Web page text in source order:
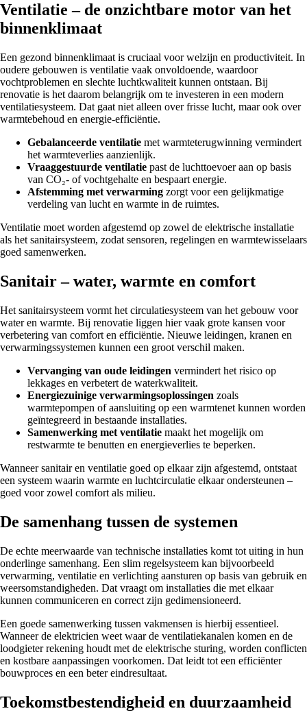
Ventilatie – de onzichtbare motor van het
binnenklimaat
Een gezond binnenklimaat is cruciaal voor welzijn en productiviteit. In
oudere gebouwen is ventilatie vaak onvoldoende, waardoor
vochtproblemen en slechte luchtkwaliteit kunnen ontstaan. Bij
renovatie is het daarom belangrijk om te investeren in een modern
ventilatiesysteem. Dat gaat niet alleen over frisse lucht, maar ook over
warmtebehoud en energie-efficiëntie.
Gebalanceerde ventilatie met warmteterugwinning vermindert
het warmteverlies aanzienlijk.
Vraaggestuurde ventilatie past de luchttoevoer aan op basis
van CO₂- of vochtgehalte en bespaart energie.
Afstemming met verwarming zorgt voor een gelijkmatige
verdeling van lucht en warmte in de ruimtes.
Ventilatie moet worden afgestemd op zowel de elektrische installatie
als het sanitairsysteem, zodat sensoren, regelingen en warmtewisselaars
goed samenwerken.
Sanitair – water, warmte en comfort
Het sanitairsysteem vormt het circulatiesysteem van het gebouw voor
water en warmte. Bij renovatie liggen hier vaak grote kansen voor
verbetering van comfort en efficiëntie. Nieuwe leidingen, kranen en
verwarmingssystemen kunnen een groot verschil maken.
Vervanging van oude leidingen vermindert het risico op
lekkages en verbetert de waterkwaliteit.
Energiezuinige verwarmingsoplossingen zoals
warmtepompen of aansluiting op een warmtenet kunnen worden
geïntegreerd in bestaande installaties.
Samenwerking met ventilatie maakt het mogelijk om
restwarmte te benutten en energieverlies te beperken.
Wanneer sanitair en ventilatie goed op elkaar zijn afgestemd, ontstaat
een systeem waarin warmte en luchtcirculatie elkaar ondersteunen –
goed voor zowel comfort als milieu.
De samenhang tussen de systemen
De echte meerwaarde van technische installaties komt tot uiting in hun
onderlinge samenhang. Een slim regelsysteem kan bijvoorbeeld
verwarming, ventilatie en verlichting aansturen op basis van gebruik en
weersomstandigheden. Dat vraagt om installaties die met elkaar
kunnen communiceren en correct zijn gedimensioneerd.
Een goede samenwerking tussen vakmensen is hierbij essentieel.
Wanneer de elektricien weet waar de ventilatiekanalen komen en de
loodgieter rekening houdt met de elektrische sturing, worden conflicten
en kostbare aanpassingen voorkomen. Dat leidt tot een efficiënter
bouwproces en een beter eindresultaat.
Toekomstbestendigheid en duurzaamheid